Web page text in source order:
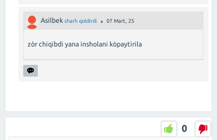
Asilbek sharh qoldirdi 07 Mart, 25
zòr chiqibdi yana insholani kòpaytirila
0